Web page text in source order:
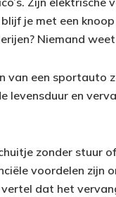
je met een
Niemand
van een sportauto
levensduur en
zonder stuur
voordelen zijn
dat het